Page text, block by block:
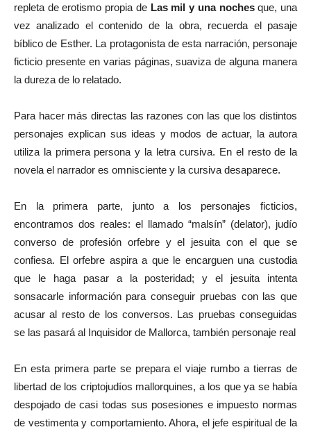
repleta de erotismo propia de Las mil y una nochesque, una
vez analizado el contenido de la obra, recuerda el pasaje
bíblico de Esther. La protagonista de esta narración, personaje
ficticio presente en varias páginas, suaviza de alguna manera
la dureza de lo relatado.
Para hacer más directas las razones con las que los distintos
personajes explican sus ideas y modos de actuar, la autora
utiliza la primera persona y la letra cursiva. En el resto de la
novela el narrador es omnisciente y la cursiva desaparece.
En la primera parte, junto a los personajes ficticios,
encontramos dos reales: el llamado “malsín” (delator), judío
converso de profesión orfebre y el jesuita con el que se
confiesa. El orfebre aspira a que le encarguen una custodia
que le haga pasar a la posteridad; y el jesuita intenta
sonsacarle información para conseguir pruebas con las que
acusar al resto de los conversos. Las pruebas conseguidas
se las pasará al Inquisidor de Mallorca, también personaje real
En esta primera parte se prepara el viaje rumbo a tierras de
libertad de los criptojudíos mallorquines, a los que ya se había
despojado de casi todas sus posesiones e impuesto normas
de vestimenta y comportamiento. Ahora, el jefe espiritual de la